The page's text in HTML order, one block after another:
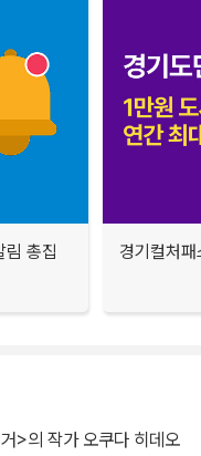
총집
경기컬처
>의 작가 오쿠다 히데오